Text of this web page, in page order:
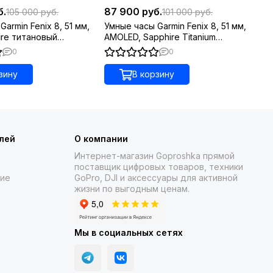
экраном для быстрого доступа к опциям и
105 000 руб.
Fenix 8, 51 мм,
титановый
с DLC-покрытием
0
87 900 руб.101 000 руб.
Умные часы Garmin Fenix 8, 51 мм,
AMOLED, Sapphire Titanium
светло-серый, оранжевый
силиконовый ремешок
0
В корзину
О компании
Интернет-магазин Goproshka прямой
поставщик цифровых товаров, техники
GoPro, DJI и аксессуары для активной
жизни по выгодным ценам.
Мы в социальных сетях